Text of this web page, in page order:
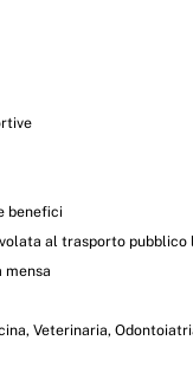
e di
benefici
al trasporto pubblico
mensa
Veterinaria,